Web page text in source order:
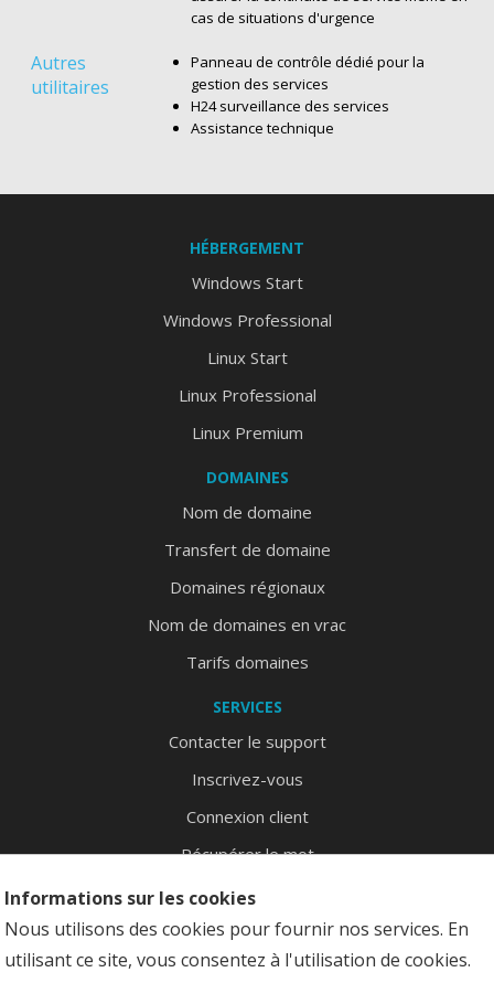
cas de situations d'urgence
Autres
utilitaires
Panneau de contrôle dédié pour la
gestion des services
H24 surveillance des services
Assistance technique
HÉBERGEMENT
Windows Start
Windows Professional
Linux Start
Linux Professional
Linux Premium
DOMAINES
Nom de domaine
Transfert de domaine
Domaines régionaux
Nom de domaines en vrac
Tarifs domaines
SERVICES
Contacter le support
Inscrivez-vous
Connexion client
Récupérer le mot
Plan du site
Informations sur les cookies
Nous utilisons des cookies pour fournir nos services. En
utilisant ce site, vous consentez à l'utilisation de cookies.